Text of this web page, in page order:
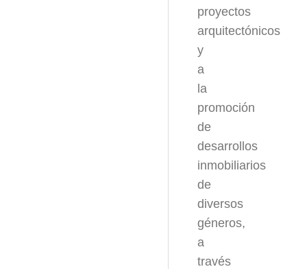
proyectos
arquitectónicos
y
a
la
promoción
de
desarrollos
inmobiliarios
de
diversos
géneros,
a
través